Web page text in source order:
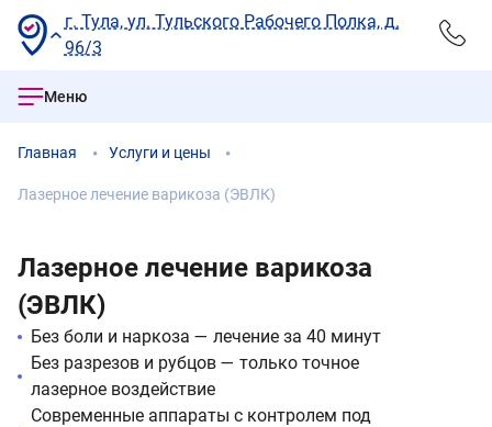
г. Тула, ул. Тульского Рабочего Полка, д.
96/3
Меню
Главная Услуги и цены
Лазерное лечение варикоза (ЭВЛК)
Лазерное лечение варикоза
(ЭВЛК)
Без боли и наркоза — лечение за 40 минут
Без разрезов и рубцов — только точное
лазерное воздействие
Современные аппараты с контролем под